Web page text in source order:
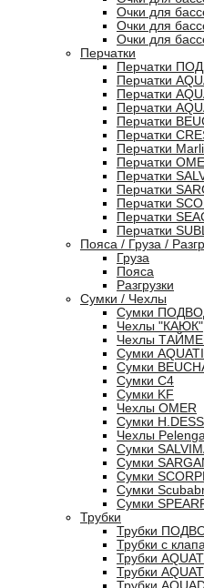
Очки для
Очки для
Очки для
Перчатки
Перчатки
Перчатки
Перчатки
Перчатки
Перчатки
Перчатки
Перчатки
Перчатки
Перчатки
Перчатки
Перчатки
Перчатки
Перчатки
Пояса / Груза /
Груза
Пояса
Разгрузки
Сумки / Чехлы
Сумки
Чехлы "КАЮК"
Чехлы
Сумки
Сумки
Сумки С4
Сумки KF
Чехлы OMER
Сумки
Чехлы
Сумки
Сумки
Сумки
Сумки
Сумки
Трубки
Трубки
Трубки с
Трубки
Трубки